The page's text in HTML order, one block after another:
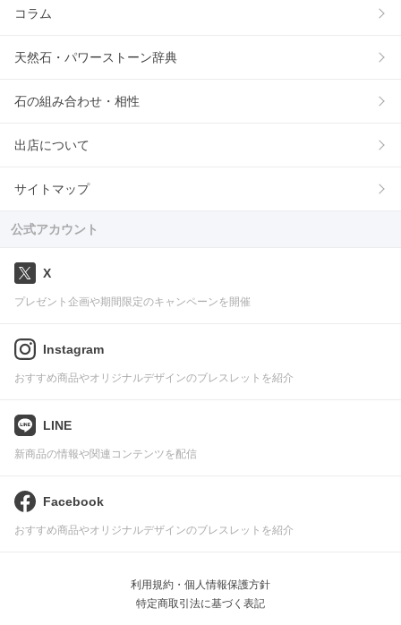
コラム
天然石・パワーストーン辞典
石の組み合わせ・相性
出店について
サイトマップ
公式アカウント
X
プレゼント企画や期間限定のキャンペーンを開催
Instagram
おすすめ商品やオリジナルデザインのブレスレットを紹介
LINE
新商品の情報や関連コンテンツを配信
Facebook
おすすめ商品やオリジナルデザインのブレスレットを紹介
利用規約・個人情報保護方針
特定商取引法に基づく表記